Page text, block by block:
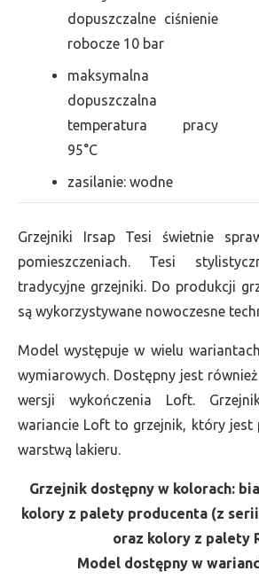
dopuszczalne ciśnienie
robocze 10 bar
maksymalna
dopuszczalna
temperatura pracy
95°C
zasilanie: wodne
Grzejniki Irsap Tesi świetnie
pomieszczeniach. Tesi
tradycyjne grzejniki. Do produkcji
są wykorzystywane nowoczesne
Model występuje w wielu
wymiarowych. Dostępny jest
wersji wykończenia Loft.
wariancie Loft to grzejnik, który jest
warstwą lakieru.
Grzejnik dostępny w kolorach:
kolory z palety producenta (z serii
oraz kolory z palety
Model dostępny w